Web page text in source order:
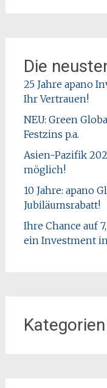
Die
25 Jahre apano
Ihr Vertrauen!
NEU: Green
Festzins p.a.
Asien-Pazifik
möglich!
10 Jahre: apano
Jubiläumsrabatt!
Ihre Chance auf
ein Investment
Kategorien